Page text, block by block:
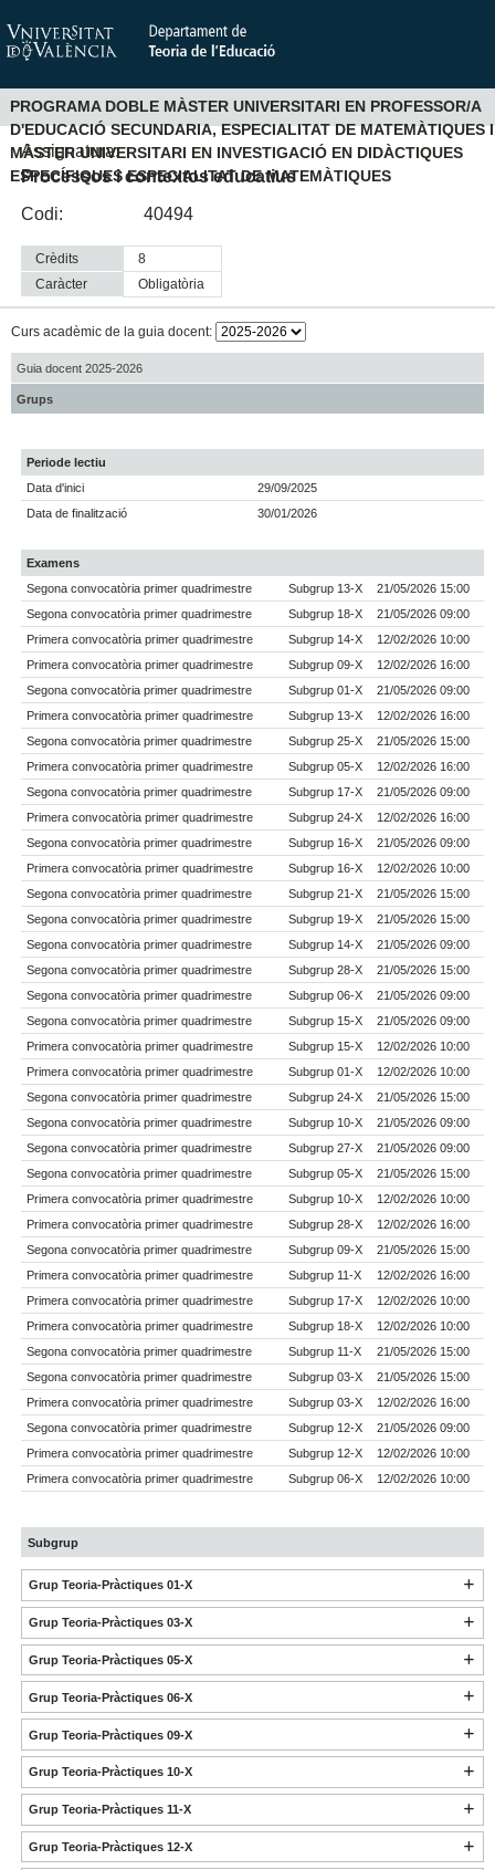
PROGRAMA DOBLE MÀSTER UNIVERSITARI EN PROFESSOR/A
D'EDUCACIÓ SECUNDARIA, ESPECIALITAT DE MATEMÀTIQUES I
MÀSTER UNIVERSITARI EN INVESTIGACIÓ EN DIDÀCTIQUES
ESPECÍFIQUES ESPECIALITAT DE MATEMÀTIQUES
Assignatura:
Processos i contextos educatius
Codi:
40494
Crèdits
8
Caràcter
obligatòria
Curs acadèmic de la guia docent:
Guia docent 2025-2026
Grups
Periode lectiu
Data d'inici
29/09/2025
Data de finalització
30/01/2026
Examens
Segona convocatòria primer quadrimestre
Subgrup 13-X
21/05/2026 15:00
Segona convocatòria primer quadrimestre
Subgrup 18-X
21/05/2026 09:00
Primera convocatòria primer quadrimestre
Subgrup 14-X
12/02/2026 10:00
Primera convocatòria primer quadrimestre
Subgrup 09-X
12/02/2026 16:00
Segona convocatòria primer quadrimestre
Subgrup 01-X
21/05/2026 09:00
Primera convocatòria primer quadrimestre
Subgrup 13-X
12/02/2026 16:00
Segona convocatòria primer quadrimestre
Subgrup 25-X
21/05/2026 15:00
Primera convocatòria primer quadrimestre
Subgrup 05-X
12/02/2026 16:00
Segona convocatòria primer quadrimestre
Subgrup 17-X
21/05/2026 09:00
Primera convocatòria primer quadrimestre
Subgrup 24-X
12/02/2026 16:00
Segona convocatòria primer quadrimestre
Subgrup 16-X
21/05/2026 09:00
Primera convocatòria primer quadrimestre
Subgrup 16-X
12/02/2026 10:00
Segona convocatòria primer quadrimestre
Subgrup 21-X
21/05/2026 15:00
Segona convocatòria primer quadrimestre
Subgrup 19-X
21/05/2026 15:00
Segona convocatòria primer quadrimestre
Subgrup 14-X
21/05/2026 09:00
Segona convocatòria primer quadrimestre
Subgrup 28-X
21/05/2026 15:00
Segona convocatòria primer quadrimestre
Subgrup 06-X
21/05/2026 09:00
Segona convocatòria primer quadrimestre
Subgrup 15-X
21/05/2026 09:00
Primera convocatòria primer quadrimestre
Subgrup 15-X
12/02/2026 10:00
Primera convocatòria primer quadrimestre
Subgrup 01-X
12/02/2026 10:00
Segona convocatòria primer quadrimestre
Subgrup 24-X
21/05/2026 15:00
Segona convocatòria primer quadrimestre
Subgrup 10-X
21/05/2026 09:00
Segona convocatòria primer quadrimestre
Subgrup 27-X
21/05/2026 09:00
Segona convocatòria primer quadrimestre
Subgrup 05-X
21/05/2026 15:00
Primera convocatòria primer quadrimestre
Subgrup 10-X
12/02/2026 10:00
Primera convocatòria primer quadrimestre
Subgrup 28-X
12/02/2026 16:00
Segona convocatòria primer quadrimestre
Subgrup 09-X
21/05/2026 15:00
Primera convocatòria primer quadrimestre
Subgrup 11-X
12/02/2026 16:00
Primera convocatòria primer quadrimestre
Subgrup 17-X
12/02/2026 10:00
Primera convocatòria primer quadrimestre
Subgrup 18-X
12/02/2026 10:00
Segona convocatòria primer quadrimestre
Subgrup 11-X
21/05/2026 15:00
Segona convocatòria primer quadrimestre
Subgrup 03-X
21/05/2026 15:00
Primera convocatòria primer quadrimestre
Subgrup 03-X
12/02/2026 16:00
Segona convocatòria primer quadrimestre
Subgrup 12-X
21/05/2026 09:00
Primera convocatòria primer quadrimestre
Subgrup 12-X
12/02/2026 10:00
Primera convocatòria primer quadrimestre
Subgrup 06-X 12/02/2026 10:00
Subgrup
Grup Teoria-Pràctiques 01-X
Grup Teoria-Pràctiques 03-X
Grup Teoria-Pràctiques 05-X
Grup Teoria-Pràctiques 06-X
Grup Teoria-Pràctiques 09-X
Grup Teoria-Pràctiques 10-X
Grup Teoria-Pràctiques 11-X
Grup Teoria-Pràctiques 12-X